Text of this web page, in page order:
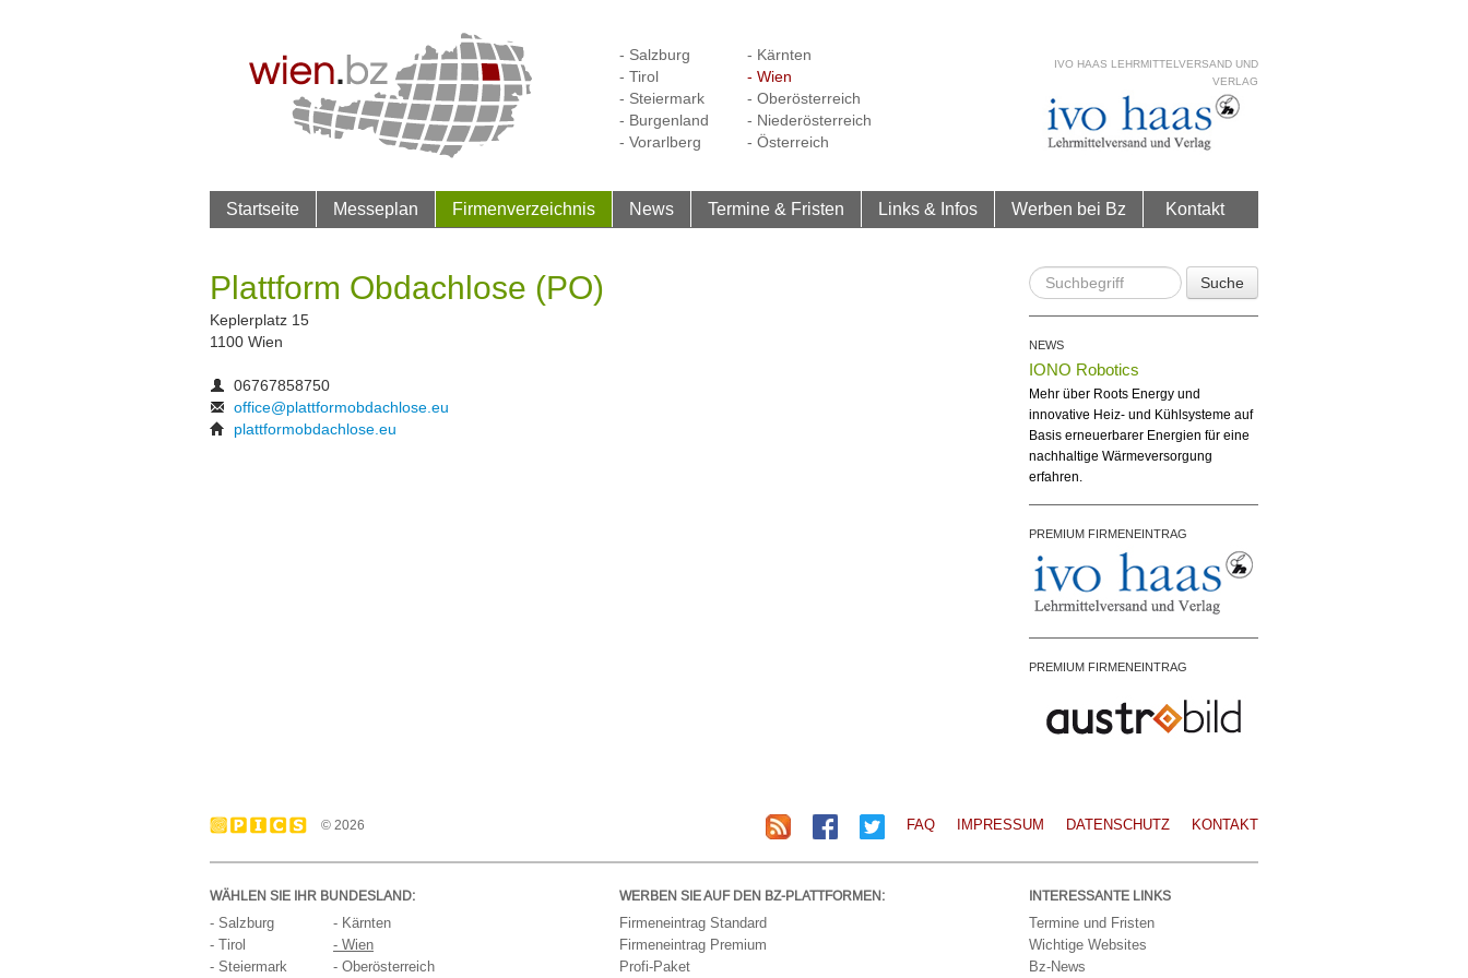
- Salzburg
- Tirol
- Steiermark
- Burgenland
- Vorarlberg
- Kärnten
- Wien
- Oberösterreich
- Niederösterreich
- Österreich
IVO HAAS LEHRMITTELVERSAND UND
VERLAG
Startseite Messeplan Firmenverzeichnis News Termine & Fristen Links & Infos Werben bei Bz Kontakt
Plattform Obdachlose (PO)
Keplerplatz 15
1100 Wien
06767858750
office@plattformobdachlose.eu
plattformobdachlose.eu
Suche
NEWS
IONO Robotics
Mehr über Roots Energy und
innovative Heiz- und Kühlsysteme auf
Basis erneuerbarer Energien für eine
nachhaltige Wärmeversorgung
erfahren.
PREMIUM FIRMENEINTRAG
PREMIUM FIRMENEINTRAG
© 2026 FAQ IMPRESSUM DATENSCHUTZ KONTAKT
WÄHLEN SIE IHR BUNDESLAND:
- Salzburg
- Tirol
- Steiermark
- Kärnten
- Wien
- Oberösterreich
WERBEN SIE AUF DEN BZ-PLATTFORMEN:
Firmeneintrag Standard
Firmeneintrag Premium
Profi-Paket
INTERESSANTE LINKS
Termine und Fristen
Wichtige Websites
Bz-News